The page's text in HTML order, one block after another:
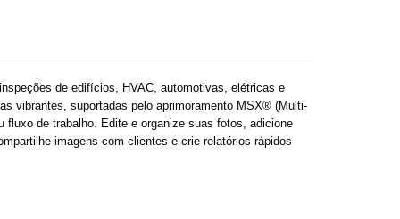
de edifícios, HVAC, automotivas, elétricas e
vibrantes, suportadas pelo aprimoramento MSX® (Multi-
de trabalho. Edite e organize suas fotos, adicione
imagens com clientes e crie relatórios rápidos